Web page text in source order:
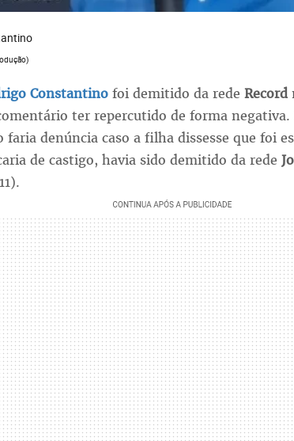
Constantinofoi demitido da rede Record
ter repercutido de forma negativa.
denúncia caso a filha dissesse que foi
de castigo, havia sido demitido da rede